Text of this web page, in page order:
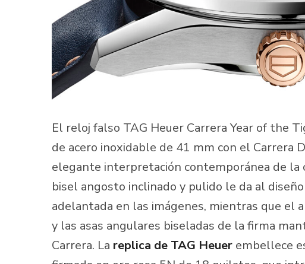
El reloj falso TAG Heuer Carrera Year of the
de acero inoxidable de 41 mm con el Carrera
elegante interpretación contemporánea de la
bisel angosto inclinado y pulido le da al
adelantada en las imágenes, mientras que el
y las asas angulares biseladas de la firma
Carrera. La replica de TAG Heuer embellece